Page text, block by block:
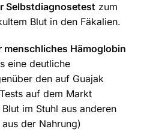
Selbstdiagnosetest zum
Blut in den Fäkalien.
menschliches Hämoglobin
eine deutliche
den auf Guajak
auf dem Markt
im Stuhl aus anderen
der Nahrung)